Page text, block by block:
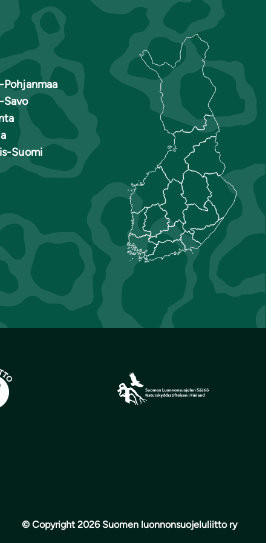
Pohjanmaa
Savo
Suomi
© Copyright 2026 Suomen luonnonsuojeluliitto ry